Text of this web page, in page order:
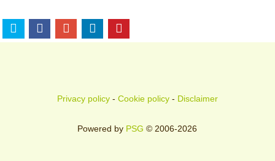
Privacy policy- Cookie policy- Disclaimer
Powered by PSG © 2006-2026